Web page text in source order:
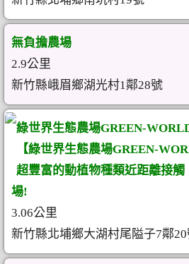
無負擔農場
2.9公里
新竹縣峨眉鄉湖光村1鄰28號
綠世界生態農場GREEN-
【綠世界生態農場GREEN-
超豐富的動植物種類近距離接
場!
3.06公里
新竹縣北埔鄉大湖村尾隘子7鄰